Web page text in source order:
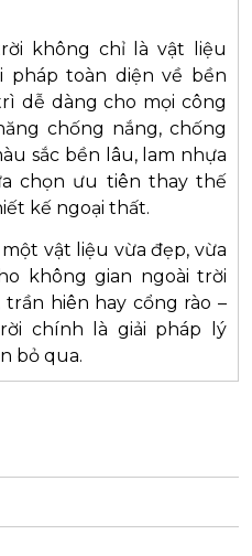
không chỉ là vật liệu
pháp toàn diện về bền
dễ dàng cho mọi công
chống nắng, chống
sắc bền lâu, lam nhựa
chọn ưu tiên thay thế
kế ngoại thất.
vật liệu vừa đẹp, vừa
không gian ngoài trời
hiên hay cổng rào –
chính là giải pháp lý
bỏ qua.